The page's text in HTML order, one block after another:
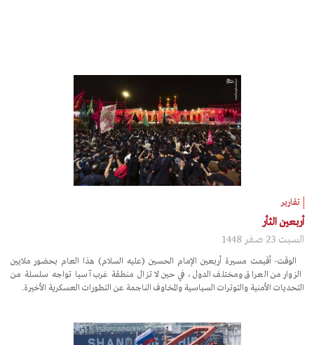
تقارير
أربعين الثأر
السبت 23 صفر 1448
الوقت- أُقيمت مسيرة أربعين الإمام الحسين (عليه السلام) هذا العام بحضور ملايين
الزوار من العراق ومختلف الدول، في حين لا تزال منطقة غرب آسيا تواجه سلسلة من
التحديات الأمنية والتوترات السياسية والمخاوف الناجمة عن التطورات العسكرية الأخيرة.